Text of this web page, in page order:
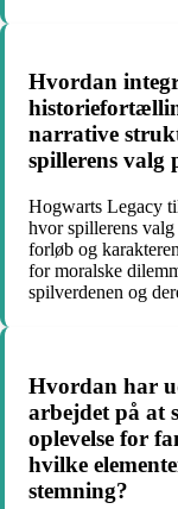
Hvordan
narrative
spillerens valg
Hogwarts Legacy
hvor spillerens
forløb og
for moralske
spilverdenen og
Hvordan har
arbejdet på at
oplevelse for
hvilke
stemning?